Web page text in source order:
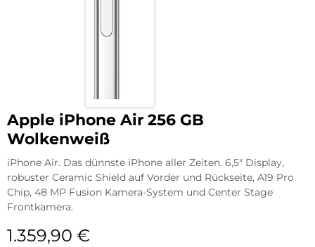
Apple iPhone Air 256 GB
Wolkenweiß
iPhone Air. Das dünnste iPhone aller Zeiten. 6,5″ Display,
robuster Ceramic Shield auf Vorder und Rückseite, A19 Pro
Chip, 48 MP Fusion Kamera-System und Center Stage
Frontkamera.
1.359,90 €